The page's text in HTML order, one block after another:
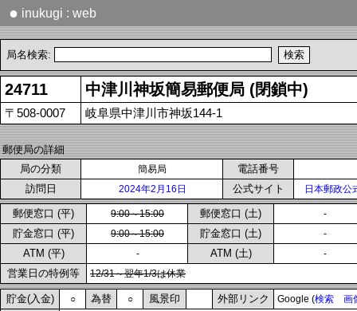
● inukugi : web
局名検索:
24711 中津川神坂簡易郵便局 (閉鎖中)
〒508-0007 岐阜県中津川市神坂144-1
郵便局の詳細
局の分類
簡易局
電話番号
訪問日
2024年2月16日 公式サイト 日本郵政公
郵便窓口 (平) 9:00～15:00 郵便窓口 (土) -
貯金窓口 (平) 9:00～15:00 貯金窓口 (土) -
ATM (平) - ATM (土) -
営業日の特例等 12/31～翌年1/3は休業
貯金(入金) ○ 為替 ○ 風景印 外部リンク Google (検索 画